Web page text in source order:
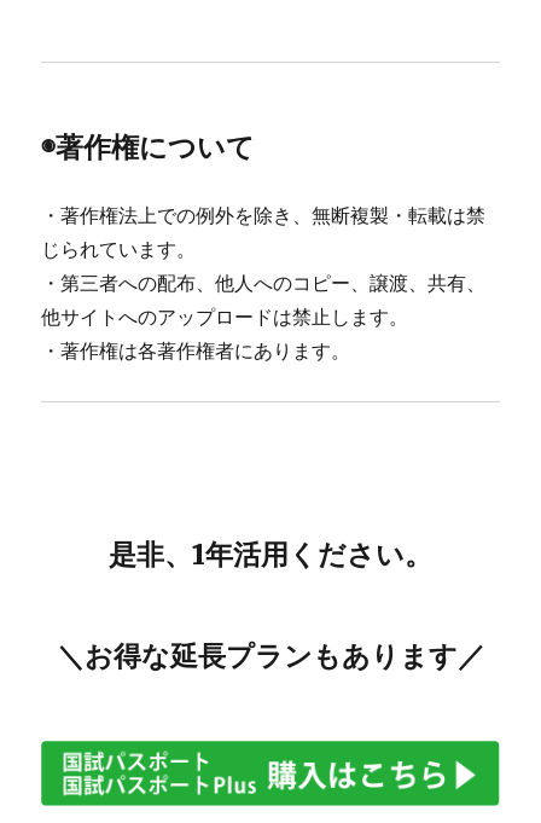
◉著作権について
・著作権法上での例外を除き、無断複製・転載は禁
じられています。
・第三者への配布、他人へのコピー、譲渡、共有、
他サイトへのアップロードは禁止します。
・著作権は各著作権者にあります。
是非、1年活用ください。
＼お得な延長プランもあります／